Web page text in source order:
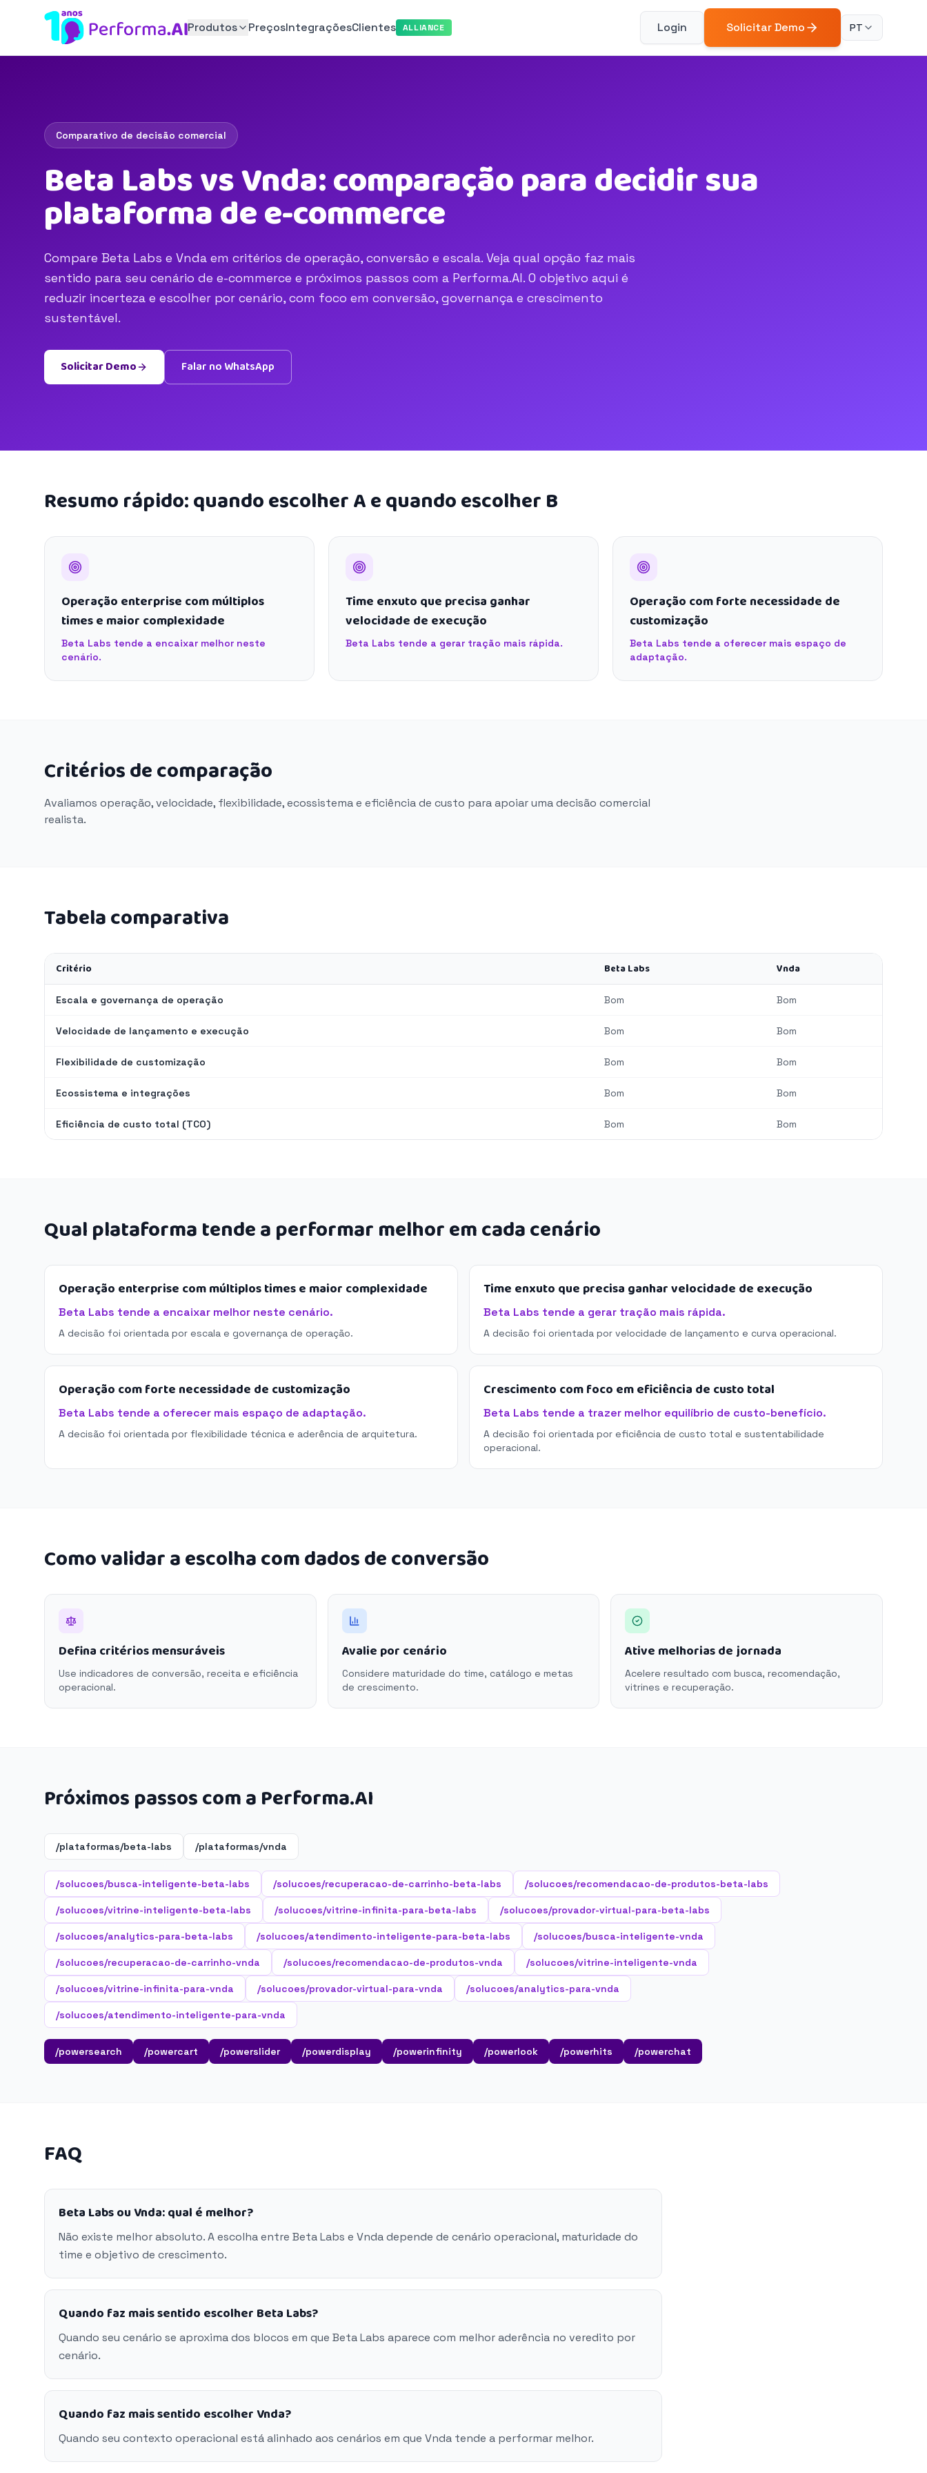
Produtos PreçosIntegraçõesClientes ALLIANCE Login Solicitar Demo PT
Comparativo de decisão comercial
Beta Labs vs Vnda: comparação para decidir sua
plataforma de e-commerce
Compare Beta Labs e Vnda em critérios de operação, conversão e escala. Veja qual opção faz mais
sentido para seu cenário de e-commerce e próximos passos com a Performa.AI. O objetivo aqui é
reduzir incerteza e escolher por cenário, com foco em conversão, governança e crescimento
sustentável.
Solicitar Demo Falar no WhatsApp
Resumo rápido: quando escolher A e quando escolher B
Operação enterprise com múltiplos
times e maior complexidade
Beta Labs tende a encaixar melhor neste
cenário.
Time enxuto que precisa ganhar
velocidade de execução
Beta Labs tende a gerar tração mais rápida.
Operação com forte necessidade de
customização
Beta Labs tende a oferecer mais espaço de
adaptação.
Critérios de comparação
Avaliamos operação, velocidade, flexibilidade, ecossistema e eficiência de custo para apoiar uma decisão comercial
realista.
Tabela comparativa
Critério Beta Labs Vnda
Escala e governança de operação Bom Bom
Velocidade de lançamento e execução Bom Bom
Flexibilidade de customização Bom Bom
Ecossistema e integrações Bom Bom
Eficiência de custo total (TCO) Bom Bom
Qual plataforma tende a performar melhor em cada cenário
Operação enterprise com múltiplos times e maior complexidade
Beta Labs tende a encaixar melhor neste cenário.
A decisão foi orientada por escala e governança de operação.
Time enxuto que precisa ganhar velocidade de execução
Beta Labs tende a gerar tração mais rápida.
A decisão foi orientada por velocidade de lançamento e curva operacional.
Operação com forte necessidade de customização
Beta Labs tende a oferecer mais espaço de adaptação.
A decisão foi orientada por flexibilidade técnica e aderência de arquitetura.
Crescimento com foco em eficiência de custo total
Beta Labs tende a trazer melhor equilíbrio de custo-benefício.
A decisão foi orientada por eficiência de custo total e sustentabilidade
operacional.
Como validar a escolha com dados de conversão
Defina critérios mensuráveis
Use indicadores de conversão, receita e eficiência
operacional.
Avalie por cenário
Considere maturidade do time, catálogo e metas
de crescimento.
Ative melhorias de jornada
Acelere resultado com busca, recomendação,
vitrines e recuperação.
Próximos passos com a Performa.AI
/plataformas/beta-labs /plataformas/vnda
/solucoes/busca-inteligente-beta-labs /solucoes/recuperacao-de-carrinho-beta-labs /solucoes/recomendacao-de-produtos-beta-labs
/solucoes/vitrine-inteligente-beta-labs /solucoes/vitrine-infinita-para-beta-labs /solucoes/provador-virtual-para-beta-labs
/solucoes/analytics-para-beta-labs /solucoes/atendimento-inteligente-para-beta-labs /solucoes/busca-inteligente-vnda
/solucoes/recuperacao-de-carrinho-vnda /solucoes/recomendacao-de-produtos-vnda /solucoes/vitrine-inteligente-vnda
/solucoes/vitrine-infinita-para-vnda /solucoes/provador-virtual-para-vnda /solucoes/analytics-para-vnda
/solucoes/atendimento-inteligente-para-vnda
/powersearch /powercart /powerslider /powerdisplay /powerinfinity /powerlook /powerhits /powerchat
FAQ
Beta Labs ou Vnda: qual é melhor?
Não existe melhor absoluto. A escolha entre Beta Labs e Vnda depende de cenário operacional, maturidade do
time e objetivo de crescimento.
Quando faz mais sentido escolher Beta Labs?
Quando seu cenário se aproxima dos blocos em que Beta Labs aparece com melhor aderência no veredito por
cenário.
Quando faz mais sentido escolher Vnda?
Quando seu contexto operacional está alinhado aos cenários em que Vnda tende a performar melhor.